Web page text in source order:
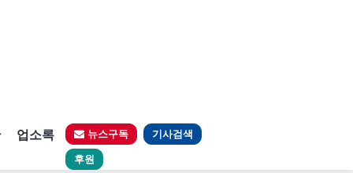
업소록 뉴스구독 기사검색
후원